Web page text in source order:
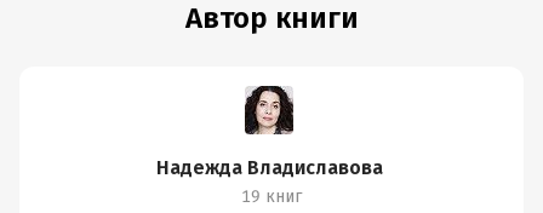
Пять типов стратегии поведения в конфликте Блейка-
Стратегия Lose-Win - Уступка
Стратегия Lose-Lose - Избегание
Стратегия Win-Lose - Выигрывает только один
Стратегия Win-Win - Выигрывают оба
Автор книги
Надежда Владиславова
19 книг